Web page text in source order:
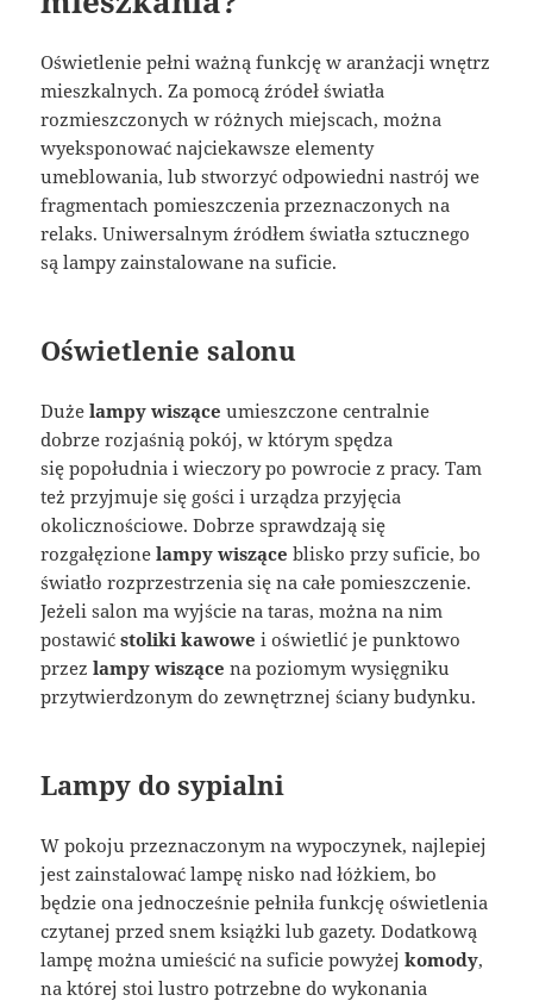
Oświetlenie pełni ważną funkcję w aranżacji wnętrz
mieszkalnych. Za pomocą źródeł światła
rozmieszczonych w różnych miejscach, można
wyeksponować najciekawsze elementy
umeblowania, lub stworzyć odpowiedni nastrój we
fragmentach pomieszczenia przeznaczonych na
relaks. Uniwersalnym źródłem światła sztucznego
są lampy zainstalowane na suficie.
Oświetlenie salonu
Dużelampy wiszące umieszczone centralnie
dobrze rozjaśnią pokój, w którym spędza
się popołudnia i wieczory po powrocie z pracy. Tam
też przyjmuje się gości i urządza przyjęcia
okolicznościowe. Dobrze sprawdzają się
rozgałęzionelampy wiszące blisko przy suficie, bo
światło rozprzestrzenia się na całe pomieszczenie.
Jeżeli salon ma wyjście na taras, można na nim
postawićstoliki kawowe i oświetlić je punktowo
przezlampy wiszące na poziomym wysięgniku
przytwierdzonym do zewnętrznej ściany budynku.
Lampy do sypialni
W pokoju przeznaczonym na wypoczynek, najlepiej
jest zainstalować lampę nisko nad łóżkiem, bo
będzie ona jednocześnie pełniła funkcję oświetlenia
czytanej przed snem książki lub gazety. Dodatkową
lampę można umieścić na suficie powyżejkomody,
na której stoi lustro potrzebne do wykonania